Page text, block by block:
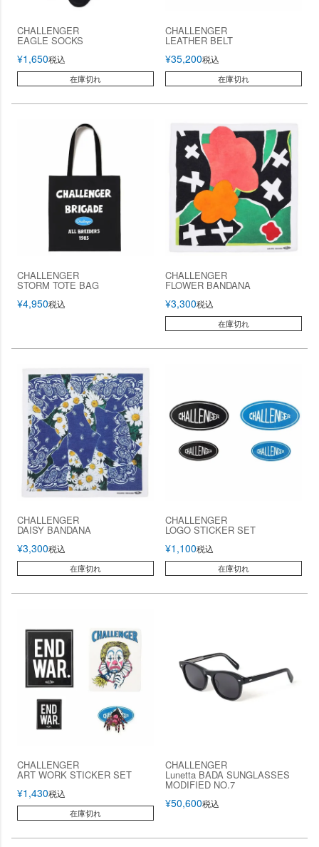
CHALLENGER
EAGLE SOCKS
¥1,650税込
在庫切れ
CHALLENGER
LEATHER BELT
¥35,200税込
在庫切れ
CHALLENGER
STORM TOTE BAG
¥4,950税込
CHALLENGER
FLOWER BANDANA
¥3,300税込
在庫切れ
CHALLENGER
DAISY BANDANA
¥3,300税込
在庫切れ
CHALLENGER
LOGO STICKER SET
¥1,100税込
在庫切れ
CHALLENGER
ART WORK STICKER SET
¥1,430税込
在庫切れ
CHALLENGER
Lunetta BADA SUNGLASSES
MODIFIED NO.7
¥50,600税込